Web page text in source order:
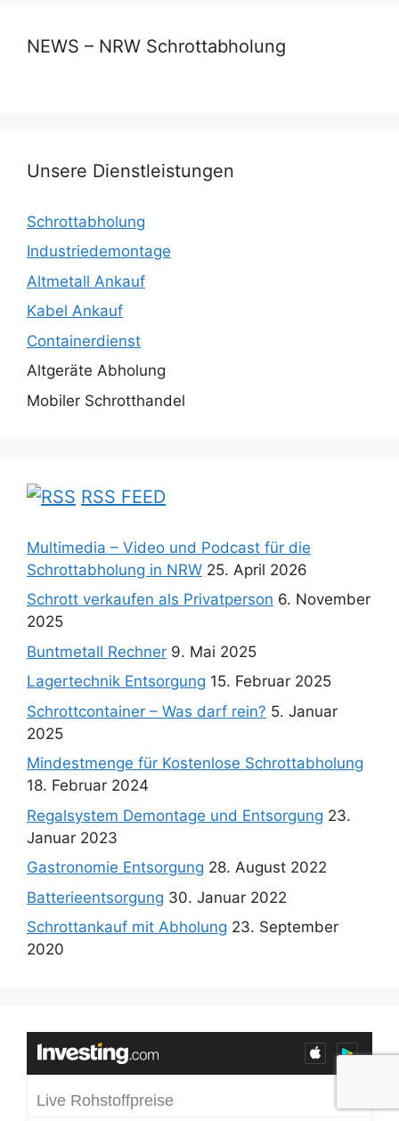
NEWS – NRW Schrottabholung
Unsere Dienstleistungen
Schrottabholung
Industriedemontage
Altmetall Ankauf
Kabel Ankauf
Containerdienst
Altgeräte Abholung
Mobiler Schrotthandel
RSS FEED
Multimedia – Video und Podcast für die
Schrottabholung in NRW 25. April 2026
Schrott verkaufen als Privatperson 6. November
2025
Buntmetall Rechner 9. Mai 2025
Lagertechnik Entsorgung 15. Februar 2025
Schrottcontainer – Was darf rein? 5. Januar
2025
Mindestmenge für Kostenlose Schrottabholung
18. Februar 2024
Regalsystem Demontage und Entsorgung 23.
Januar 2023
Gastronomie Entsorgung 28. August 2022
Batterieentsorgung 30. Januar 2022
Schrottankauf mit Abholung 23. September
2020